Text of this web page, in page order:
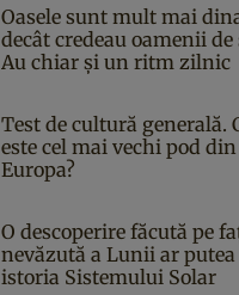
Oasele sunt mult mai
decât credeau oamenii
Au chiar și un ritm zilnic
Test de cultură generală.
este cel mai vechi pod din
Europa?
O descoperire făcută pe
nevăzută a Lunii ar putea
istoria Sistemului Solar